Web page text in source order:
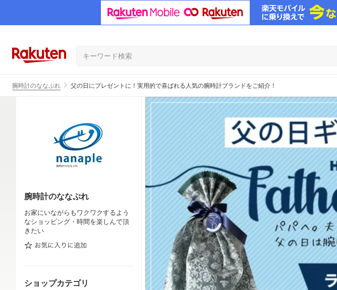
腕時計のななぷれ 父の日にプレゼントに！実用的で喜ばれる人気の腕時計ブランドをご紹介！
腕時計のななぷれ
お家にいながらもワクワクするよう
なショッピング・時間を楽しんで頂
きたい
ショップカテゴリ